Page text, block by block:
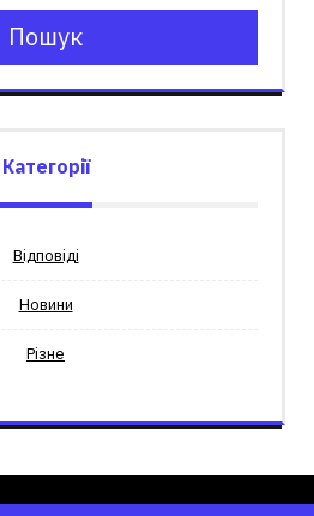
Пошук
Категорії
Відповіді
Новини
Різне